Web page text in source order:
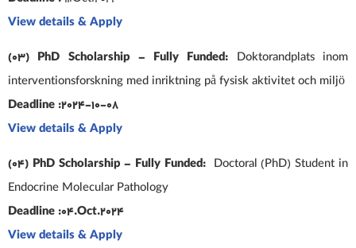
View details & Apply
(03) PhD Scholarship – Fully Funded: Doktorandplats inom
interventionsforskning med inriktning på fysisk aktivitet och miljö
Deadline :2024-10-08
View details & Apply
(04) PhD Scholarship – Fully Funded: Doctoral (PhD) Student in
Endocrine Molecular Pathology
Deadline :04.Oct.2024
View details & Apply